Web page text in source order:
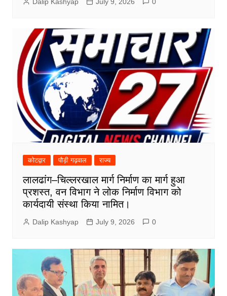
कोटद्वार पौड़ी गढ़वाल राज्य
लालढांग–चिल्लरखाल मार्ग निर्माण का मार्ग हुआ
प्रशस्त, वन विभाग ने लोक निर्माण विभाग को
कार्यदायी संस्था किया नामित।
Dalip Kashyap July 9, 2026 0